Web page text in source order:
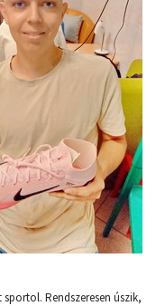
Rendszeresen úszik,